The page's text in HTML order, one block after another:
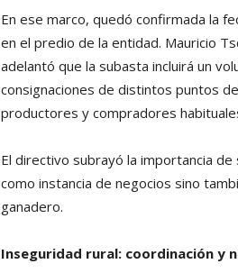
En ese marco, quedó confirmada la
en el predio de la entidad. Mauricio
adelantó que la subasta incluirá un
consignaciones de distintos puntos
productores y compradores
El directivo subrayó la importancia
como instancia de negocios sino
ganadero.
Inseguridad rural: coordinación y